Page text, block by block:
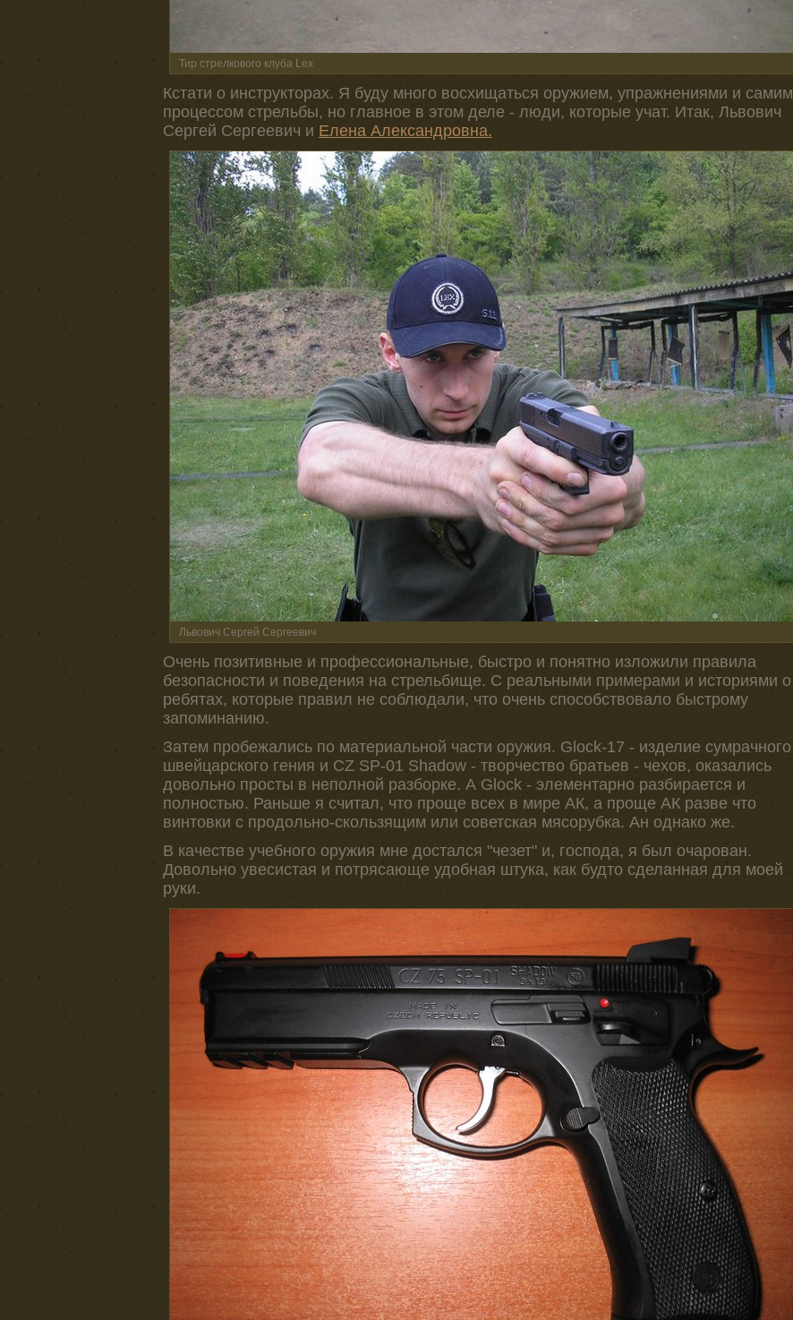
Тир стрелкового клуба Lex
Кстати о инструкторах. Я буду много восхищаться оружием, упражнениями и самим
процессом стрельбы, но главное в этом деле - люди, которые учат. Итак, Львович
Сергей Сергеевич и Елена Александровна.
Львович Сергей Сергеевич
Очень позитивные и профессиональные, быстро и понятно изложили правила
безопасности и поведения на стрельбище. С реальными примерами и историями о
ребятах, которые правил не соблюдали, что очень способствовало быстрому
запоминанию.
Затем пробежались по материальной части оружия. Glock-17 - изделие сумрачного
швейцарского гения и CZ SP-01 Shadow - творчество братьев - чехов, оказались
довольно просты в неполной разборке. А Glock - элементарно разбирается и
полностью. Раньше я считал, что проще всех в мире АК, а проще АК разве что
винтовки с продольно-скользящим или советская мясорубка. Ан однако же.
В качестве учебного оружия мне достался "чезет" и, господа, я был очарован.
Довольно увесистая и потрясающе удобная штука, как будто сделанная для моей
руки.